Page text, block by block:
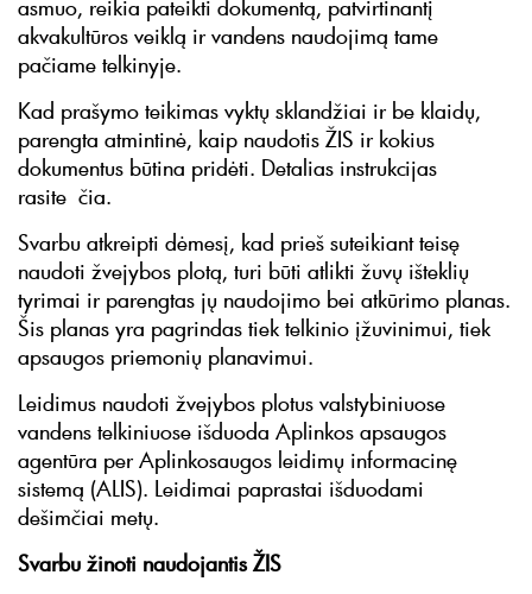
asmuo, reikia pateikti dokumentą, patvirtinantį
akvakultūros veiklą ir vandens naudojimą tame
pačiame telkinyje.
Kad prašymo teikimas vyktų sklandžiai ir be klaidų,
parengta atmintinė, kaip naudotis ŽIS ir kokius
dokumentus būtina pridėti. Detalias instrukcijas
rasite čia.
Svarbu atkreipti dėmesį, kad prieš suteikiant teisę
naudoti žvejybos plotą, turi būti atlikti žuvų išteklių
tyrimai ir parengtas jų naudojimo bei atkūrimo planas.
Šis planas yra pagrindas tiek telkinio įžuvinimui, tiek
apsaugos priemonių planavimui.
Leidimus naudoti žvejybos plotus valstybiniuose
vandens telkiniuose išduoda Aplinkos apsaugos
agentūra per Aplinkosaugos leidimų informacinę
sistemą (ALIS). Leidimai paprastai išduodami
dešimčiai metų.
Svarbu žinoti naudojantis ŽIS